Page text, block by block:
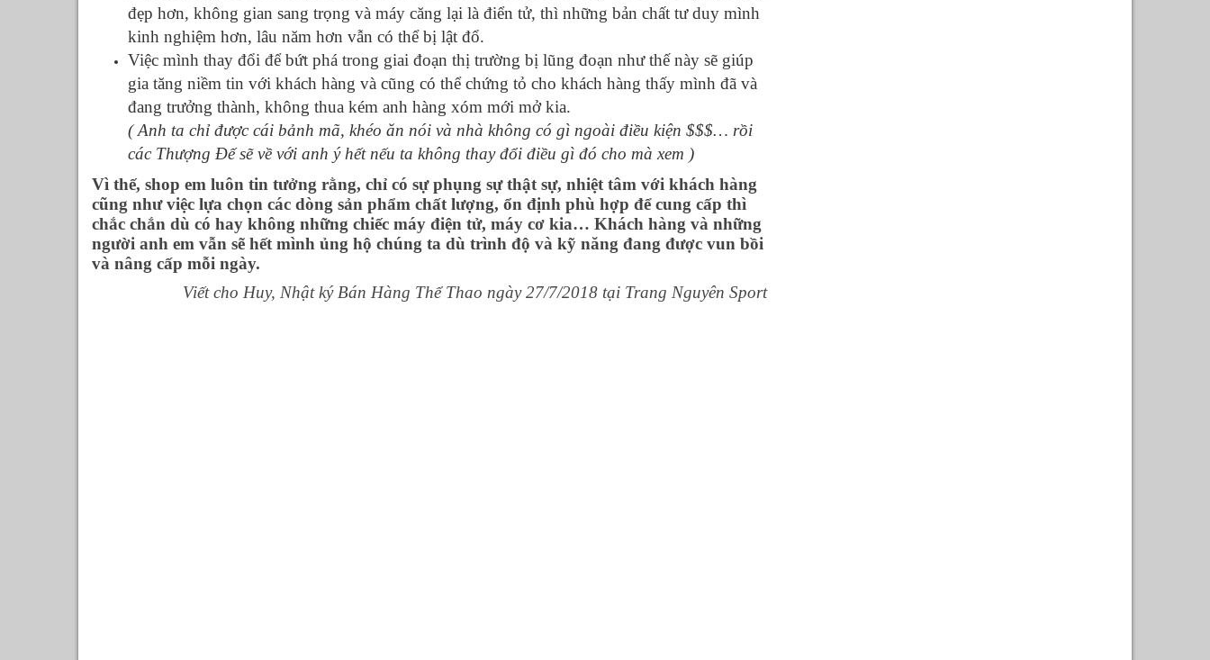
đẹp hơn, không gian sang trọng và máy căng lại là điển tử, thì những bản chất tư duy mình
kinh nghiệm hơn, lâu năm hơn vẫn có thể bị lật đổ.
Việc mình thay đổi để bứt phá trong giai đoạn thị trường bị lũng đoạn như thế này sẽ giúp
gia tăng niềm tin với khách hàng và cũng có thể chứng tỏ cho khách hàng thấy mình đã và
đang trưởng thành, không thua kém anh hàng xóm mới mở kia.
( Anh ta chỉ được cái bảnh mã, khéo ăn nói và nhà không có gì ngoài điều kiện $$$… rồi
các Thượng Đế sẽ về với anh ý hết nếu ta không thay đổi điều gì đó cho mà xem )
Vì thế, shop em luôn tin tưởng rằng, chỉ có sự phụng sự thật sự, nhiệt tâm với khách hàng
cũng như việc lựa chọn các dòng sản phẩm chất lượng, ổn định phù hợp để cung cấp thì
chắc chắn dù có hay không những chiếc máy điện tử, máy cơ kia… Khách hàng và những
người anh em vẫn sẽ hết mình ủng hộ chúng ta dù trình độ và kỹ năng đang được vun bồi
và nâng cấp mỗi ngày.
Viết cho Huy, Nhật ký Bán Hàng Thể Thao ngày 27/7/2018 tại Trang Nguyên Sport